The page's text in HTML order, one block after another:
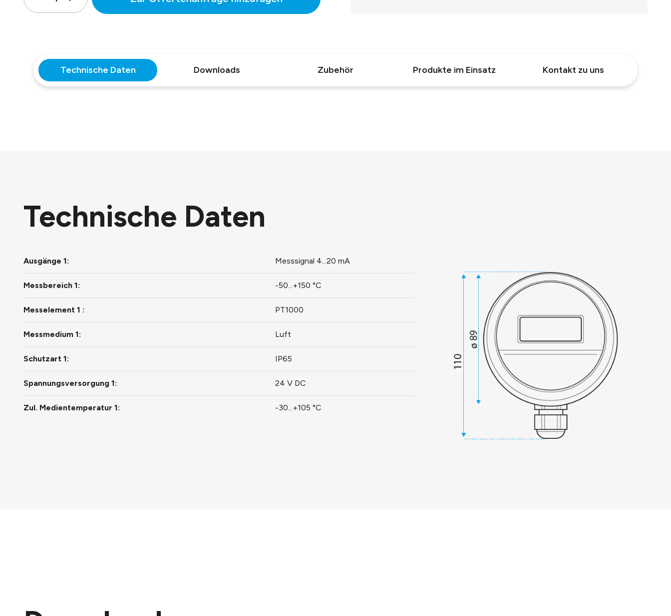
Technische Daten Downloads Zubehör Produkte im Einsatz Kontakt zu uns
Technische Daten
Ausgänge 1: Messsignal 4...20 mA
Messbereich 1: -50...+150 °C
Messelement 1 : PT1000
Messmedium 1: Luft
Schutzart 1: IP65
Spannungsversorgung 1: 24 V DC
Zul. Medientemperatur 1: -30...+105 °C